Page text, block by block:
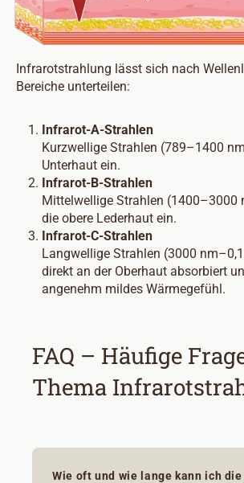
Infrarotstrahlung lässt sich nach
Bereiche unterteilen:
Infrarot-A-Strahlen
Kurzwellige Strahlen (789–1400
Unterhaut ein.
Infrarot-B-Strahlen
Mittelwellige Strahlen (1400–3000
die obere Lederhaut ein.
Infrarot-C-Strahlen
Langwellige Strahlen (3000
direkt an der Oberhaut absorbiert
angenehm mildes Wärmegefühl.
FAQ – Häufige
Thema
Wie oft und wie lange kann ich die